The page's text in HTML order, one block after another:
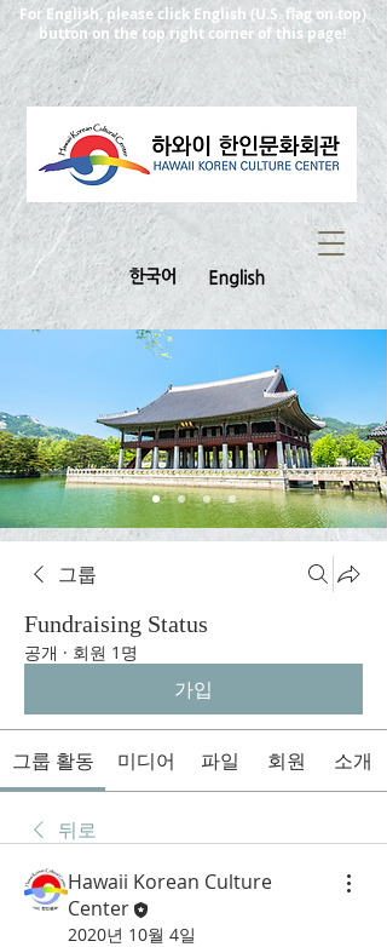
For English, please click English (U.S. flag on top)
button on the top right corner of this page!
그룹
Fundraising Status
공개 · 회원 1명
가입
그룹 활동 미디어 파일 회원 소개
뒤로
Hawaii Korean Culture
Center
2020년 10월 4일